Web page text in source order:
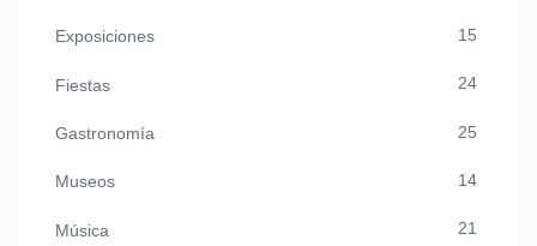
Exposiciones 15
Fiestas 24
Gastronomía 25
Museos 14
Música 21